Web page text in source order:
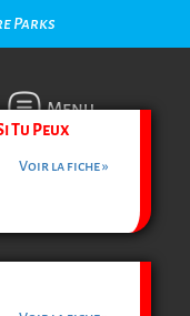
Parks
Menu
Tu Peux
Voir la fiche »